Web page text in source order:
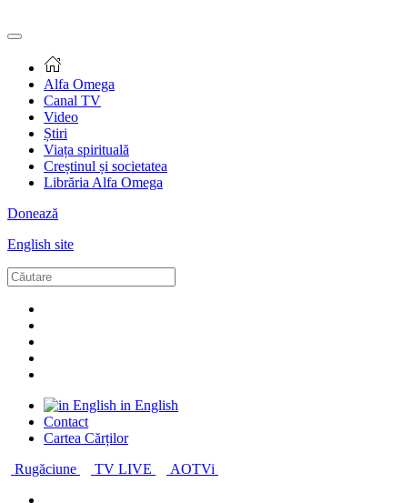
Alfa Omega
Canal TV
Video
Știri
Viața spirituală
Creștinul și societatea
Librăria Alfa Omega
Donează
English site
in English
Contact
Cartea Cărților
Rugăciune
TV LIVE AOTVi